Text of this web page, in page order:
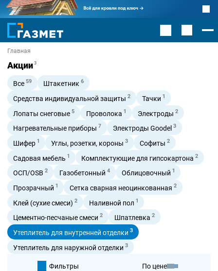
Главная
Акции3
Все 59 Штакетник 6
Средства индивидуальной защиты 2 Тачки 1
Лопаты снеговые 5 Проволока 1 Электроды 2
Нагревательные приборы 7 Электроды Goodel 3
Шифер 1 Углы, розетки, короны 3 Софиты 2
Садовая мебель 1 Комплектующие для гипсокартона 2
ОСП/OSB 2 Газобетонный 4 Облицовочный 1
Прозрачный 1 Сетка сварная неоцинкованная 2
Клей (сухие смеси) 2 Наливной пол 1
Цементно-песчаные смеси 2 Шпатлевка 2
Утеплитель для внутренней отделки 3
Утеплитель для наружной отделки 3
По цене
Фильтры